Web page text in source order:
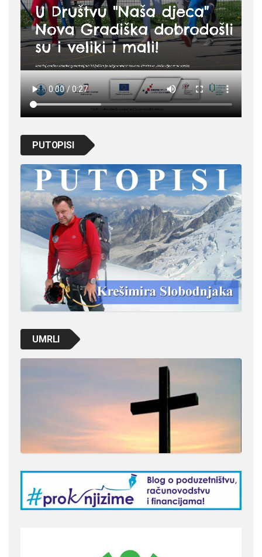
PUTOPISI
UMRLI